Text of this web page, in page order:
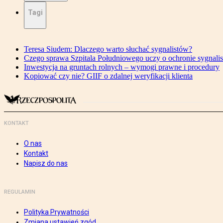
Tagi
Teresa Siudem: Dlaczego warto słuchać sygnalistów?
Czego sprawa Szpitala Południowego uczy o ochronie
Inwestycja na gruntach rolnych – wymogi prawne i procedury
Kopiować czy nie? GIIF o zdalnej weryfikacji klienta
KONTAKT
O nas
Kontakt
Napisz do nas
REGULAMIN
Polityka Prywatności